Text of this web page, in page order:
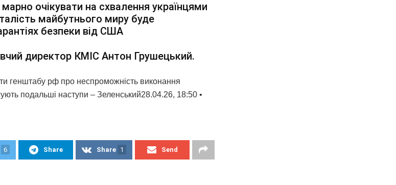
очікувати на схвалення українцями
майбутнього миру буде
безпеки від США
директор КМІС Антон Грушецький.
генштабу рф про неспроможність виконання
подальші наступи – Зеленський28.04.26, 18:50 •
6 Share Share 1 Send